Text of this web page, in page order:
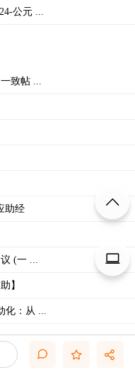
公元 ...
致帖 ...
助经
(一 ...
】
：从 ...